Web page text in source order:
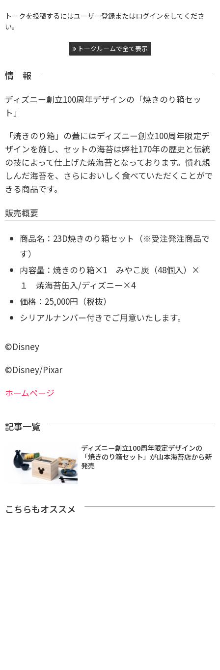
トークを投稿するにはユーザー登録またはログインをしてくださ
い。
トークルームで全て表示
情 報
ディズニー創立100周年デザインの「焼きのり箱セッ
ト」
「焼きのり箱」の蓋にはディズニー創立100周年限定デ
ザインを施し、セットの海苔は弊社170年の歴史と伝統
の技によって仕上げた焼海苔となっております。慣れ親
しんだ海苔を、さらにおいしく食べていただくことがで
きる商品です。
販売概要
商品名：23D焼きのり箱セット（※受注発注商品で
す）
内容量：焼きのり箱×1 みやこ炭（48個入）×
１ 焼海苔缶入/ディズニー×4
価格：25,000円（税抜）
シリアルナンバー付きでご用意いたします。
©Disney
©Disney/Pixar
ホームページ
記事一覧
ディズニー創立100周年限定デザインの
「焼きのり箱セット」が山本海苔店から新
発売
こちらもオススメ